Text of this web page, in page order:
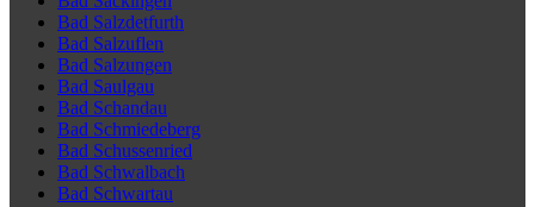
Bad Salzdetfurth
Bad Salzuflen
Bad Salzungen
Bad Saulgau
Bad Schandau
Bad Schmiedeberg
Bad Schussenried
Bad Schwalbach
Bad Schwartau